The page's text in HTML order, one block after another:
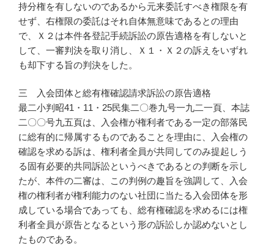
持分権を有しないのであるから元来委託すべき権限を有
せず、右権限の委託はそれ自体無意味であるとの理由
で、Ｘ２は本件各登記手続訴訟の原告適格を有しないと
して、一審判決を取り消し、Ｘ１・Ｘ２の訴えをいずれ
も却下する旨の判決をした。
三 入会団体と総有権確認請求訴訟の原告適格
最二小判昭41・11・25民集二〇巻九号一九二一頁、本誌
二〇〇号九五頁は、入会権が権利者である一定の部落民
に総有的に帰属するものであることを理由に、入会権の
確認を求める訴は、権利者全員が共同してのみ提起しう
る固有必要的共同訴訟というべきであるとの判断を示し
たが、本件の二審は、この判例の趣旨を強調して、入会
権の権利者が権利能力のない社団に当たる入会団体を形
成している場合であっても、総有権確認を求めるには権
利者全員が原告となるという形の訴訟しか認めないとし
たものである。